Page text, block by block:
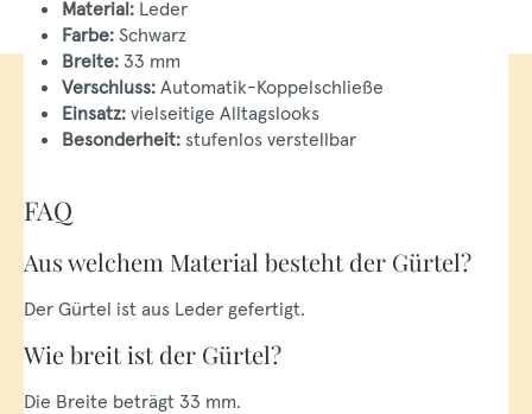
Material: Leder
Farbe: Schwarz
Breite: 33 mm
Verschluss: Automatik-Koppelschließe
Einsatz: vielseitige Alltagslooks
Besonderheit: stufenlos verstellbar
FAQ
Aus welchem Material besteht der Gürtel?
Der Gürtel ist aus Leder gefertigt.
Wie breit ist der Gürtel?
Die Breite beträgt 33 mm.